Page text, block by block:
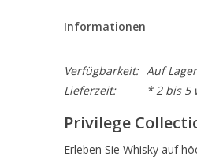
Informationen
Verfügbarkeit: Auf Lager
Lieferzeit:
* 2 bis 5
Privilege
Erleben Sie Whisky auf